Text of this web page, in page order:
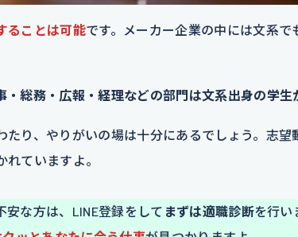
ることは可能です。メーカー企業の中には文系
・総務・広報・経理などの部門は文系出身の学生
たり、やりがいの場は十分にあるでしょう。志
ていますよ。
安な方は、LINE登録をして まずは適職診断を行い